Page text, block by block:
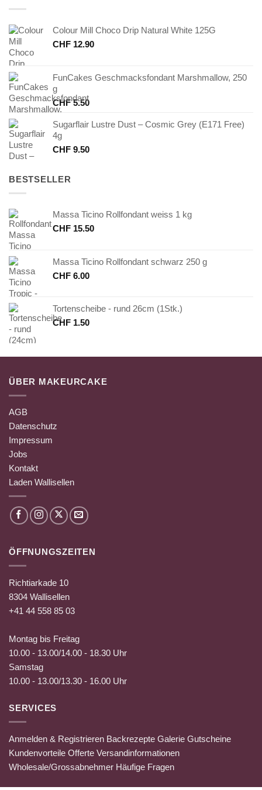
Colour Mill Choco Drip Natural White 125G
CHF 12.90
FunCakes Geschmacksfondant Marshmallow, 250
g
CHF5.50
Sugarflair Lustre Dust – Cosmic Grey (E171 Free)
4g
CHF 9.50
BESTSELLER
Massa Ticino Rollfondant weiss 1 kg
CHF 15.50
Massa Ticino Rollfondant schwarz 250 g
CHF 6.00
Tortenscheibe - rund 26cm (1Stk.)
CHF 1.50
ÜBER MAKEURCAKE
AGB
Datenschutz
Impressum
Jobs
Kontakt
Laden Wallisellen
ÖFFNUNGSZEITEN
Richtiarkade 10
8304 Wallisellen
+41 44 558 85 03
Montag bis Freitag
10.00 - 13.00/14.00 - 18.30 Uhr
Samstag
10.00 - 13.00/13.30 - 16.00 Uhr
SERVICES
Anmelden & Registrieren Backrezepte Galerie Gutscheine
Kundenvorteile Offerte Versandinformationen
Wholesale/Grossabnehmer Häufige Fragen